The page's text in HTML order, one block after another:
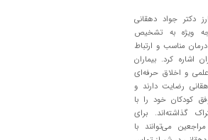
دکتر جواد دهقانی
ویژه به تشخیص
مناسب و ارتباط
اشاره کرد. بیماران
و اخلاق حرفه‌ای
رضایت دارند و
کودکان خود را با
گذاشته‌اند. برای
می‌توانند با